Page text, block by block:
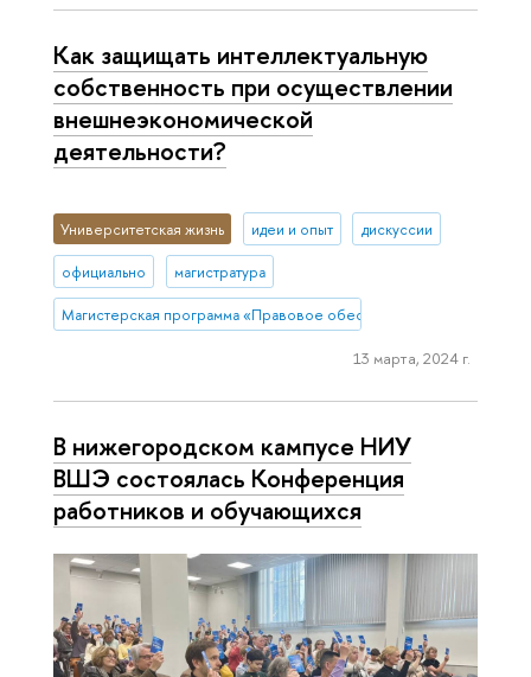
Как защищать интеллектуальную
собственность при осуществлении
внешнеэкономической
деятельности?
Университетская жизнь идеи и опыт дискуссии
официально магистратура
Магистерская программа «Правовое обеспечение и защита
13 марта, 2024 г.
В нижегородском кампусе НИУ
ВШЭ состоялась Конференция
работников и обучающихся